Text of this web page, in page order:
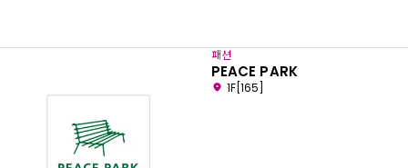
패션
PEACE PARK
1F[165]